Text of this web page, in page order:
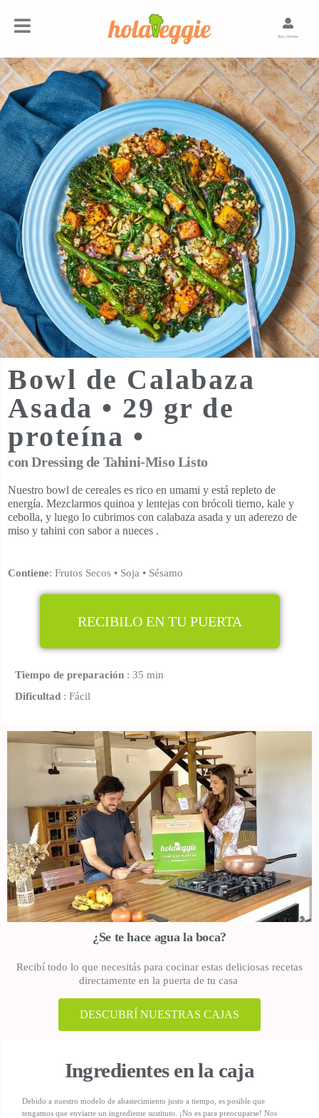
Soy cliente
Bowl de Calabaza
Asada • 29 gr de
proteína •
con Dressing de Tahini-Miso Listo
Nuestro bowl de cereales es rico en umami y está repleto de
energía. Mezclarmos quinoa y lentejas con brócoli tierno, kale y
cebolla, y luego lo cubrimos con calabaza asada y un aderezo de
miso y tahini con sabor a nueces .
Contiene: Frutos Secos • Soja • Sésamo
RECIBILO EN TU PUERTA
Tiempo de preparación : 35 min
Dificultad : Fácil
¿Se te hace agua la boca?
Recibí todo lo que necesitás para cocinar estas deliciosas recetas
directamente en la puerta de tu casa
DESCUBRÍ NUESTRAS CAJAS
Ingredientes en la caja
Debido a nuestro modelo de abastecimiento justo a tiempo, es posible que
tengamos que enviarte un ingrediente sustituto. ¡No es para preocuparse! Nos